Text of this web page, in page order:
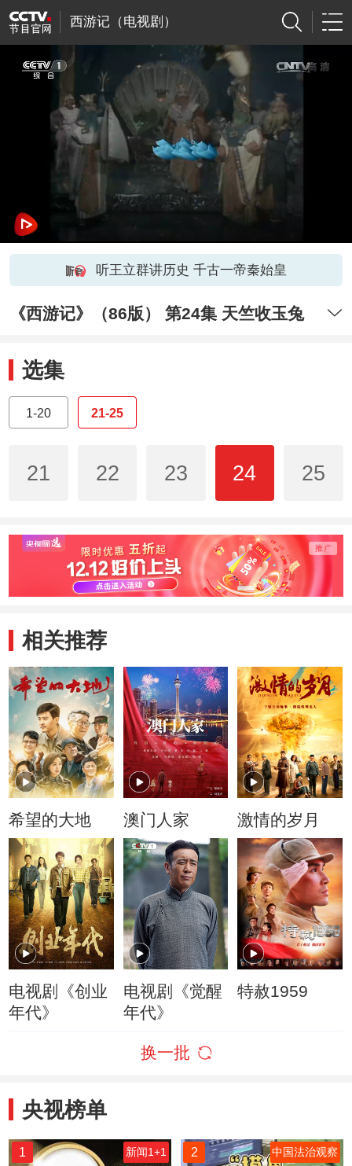
西游记（电视剧）
听王立群讲历史 千古一帝秦始皇
《西游记》（86版） 第24集 天竺收玉兔
选集
1-20 21-25
21 22 23 24 25
相关推荐
希望的大地 澳门人家 激情的岁月
电视剧《创业
年代》
电视剧《觉醒
年代》
特赦1959
换一批
央视榜单
1 新闻1+1 2 中国法治观察